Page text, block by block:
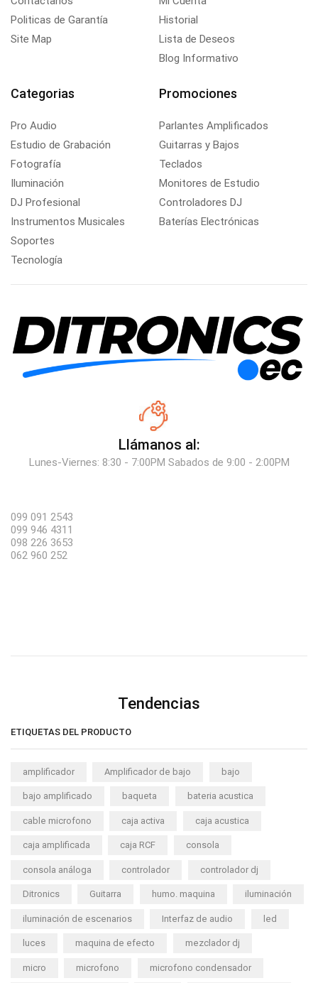
Politicas de Garantía
Site Map
Historial
Lista de Deseos
Blog Informativo
Categorias
Pro Audio
Estudio de Grabación
Fotografía
Iluminación
DJ Profesional
Instrumentos Musicales
Soportes
Tecnología
Promociones
Parlantes Amplificados
Guitarras y Bajos
Teclados
Monitores de Estudio
Controladores DJ
Baterías Electrónicas
Llámanos al:
Lunes-Viernes: 8:30 - 7:00PM Sabados de 9:00 - 2:00PM
099 091 2543
099 946 4311
098 226 3653
062 960 252
Tendencias
ETIQUETAS DEL PRODUCTO
amplificador Amplificador de bajo bajo
bajo amplificado baqueta bateria acustica
cable microfono caja activa caja acustica
caja amplificada caja RCF consola
consola análoga controlador controlador dj
Ditronics Guitarra humo. maquina iluminación
iluminación de escenarios Interfaz de audio led
luces maquina de efecto mezclador dj
micro microfono microfono condensador